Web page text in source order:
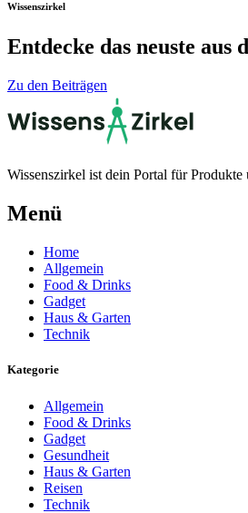
Wissenszirkel
Entdecke das neuste aus
Zu den Beiträgen
Wissenszirkel ist dein Portal für
Menü
Home
Allgemein
Food & Drinks
Gadget
Haus & Garten
Technik
Kategorie
Allgemein
Food & Drinks
Gadget
Gesundheit
Haus & Garten
Reisen
Technik